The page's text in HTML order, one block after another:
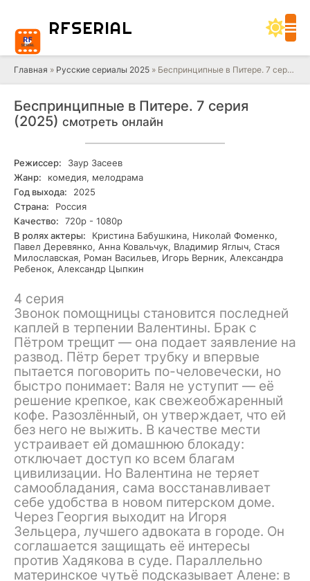
RFSERIAL
Главная » Русские сериалы 2025 » Беспринципные в Питере. 7 серия (2025)
Беспринципные в Питере. 7 серия
(2025) смотреть онлайн
Режиссер:
Заур Засеев
Жанр:
комедия, мелодрама
Год выхода:
2025
Страна:
Россия
Качество:
720р - 1080р
В ролях актеры:
Кристина Бабушкина, Николай Фоменко,
Павел Деревянко, Анна Ковальчук, Владимир Яглыч, Стася
Милославская, Роман Васильев, Игорь Верник, Александра
Ребенок, Александр Цыпкин
4 серия
Звонок помощницы становится последней
каплей в терпении Валентины. Брак с
Пётром трещит — она подает заявление на
развод. Пётр берет трубку и впервые
пытается поговорить по-человечески, но
быстро понимает: Валя не уступит — её
решение крепкое, как свежеобжаренный
кофе. Разозлённый, он утверждает, что ей
без него не выжить. В качестве мести
устраивает ей домашнюю блокаду:
отключает доступ ко всем благам
цивилизации. Но Валентина не теряет
самообладания, сама восстанавливает
себе удобства в новом питерском доме.
Через Георгия выходит на Игоря
Зельцера, лучшего адвоката в городе. Он
соглашается защищать её интересы
против Хадякова в суде. Параллельно
материнское чутьё подсказывает Алене: в